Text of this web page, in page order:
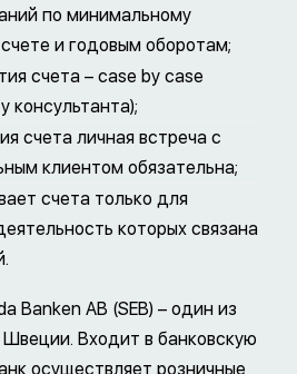
по минимальному
и годовым оборотам;
счета – case by case
консультанта);
счета личная встреча с
клиентом обязательна;
счета только для
которых связана
Banken AB (SEB) – один из
Входит в банковскую
осуществляет розничные